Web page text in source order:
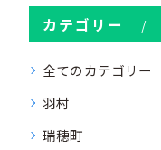
カテゴリー
全てのカテゴリー
羽村
瑞穂町